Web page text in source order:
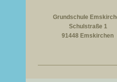
Grundschule
Schulstraße 1
91448 Emskirchen